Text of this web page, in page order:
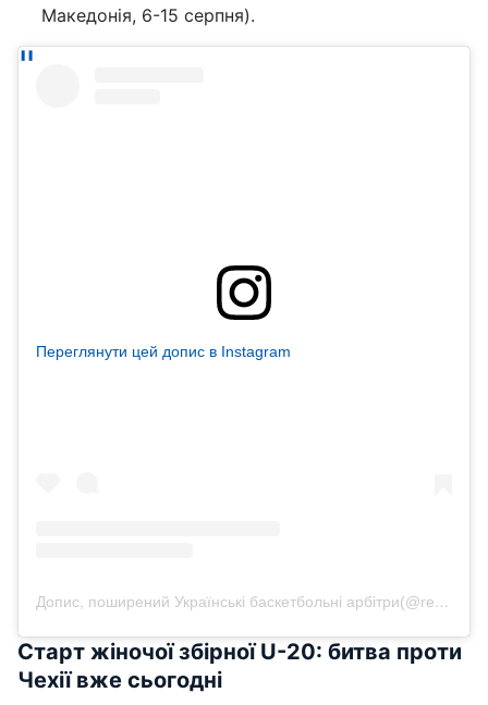
Македонія, 6-15 серпня).
Переглянути цей допис в Instagram
Допис, поширений Українські баскетбольні арбітри(@refbasket_ua)
Старт жіночої збірної U-20: битва проти
Чехії вже сьогодні